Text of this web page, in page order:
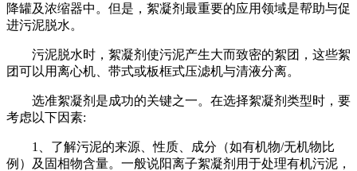
降罐及浓缩器中。但是，絮凝剂最重要的应用领域是帮助与促
进污泥脱水。
污泥脱水时，絮凝剂使污泥产生大而致密的絮团，这些絮
团可以用离心机、带式或板框式压滤机与清液分离。
选准絮凝剂是成功的关键之一。在选择絮凝剂类型时，要
考虑以下因素:
1 、了解污泥的来源、性质、成分（如有机物/无机物比
例）及固相物含量。一般说阳离子絮凝剂用于处理有机污泥，